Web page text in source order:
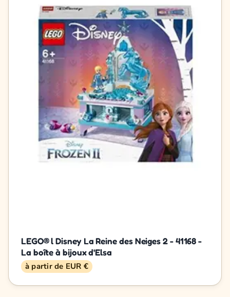
LEGO® l Disney La Reine des Neiges 2 - 41168 -
La boîte à bijoux d'Elsa
à partir de EUR €